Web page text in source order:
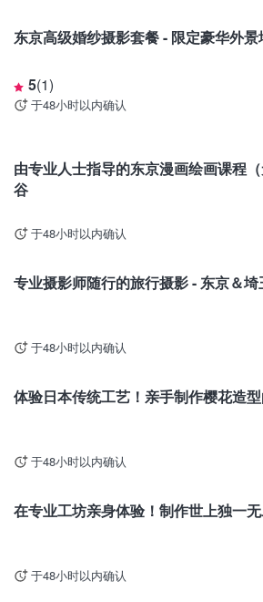
东京高级婚纱摄影套餐 - 限定豪华外景
5(1)
于48小时以内确认
由专业人士指导的东京漫画绘画课程
谷
于48小时以内确认
专业摄影师随行的旅行摄影 - 东京＆埼
于48小时以内确认
体验日本传统工艺！亲手制作樱花造
于48小时以内确认
在专业工坊亲身体验！制作世上独一
于48小时以内确认